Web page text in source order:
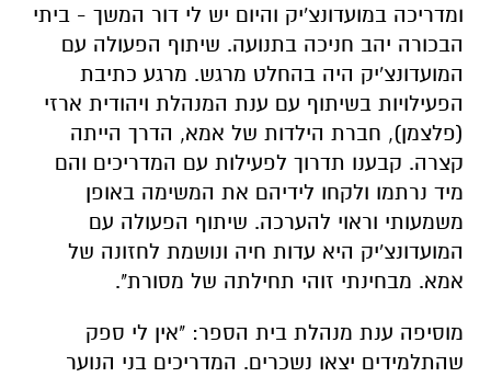
ומדריכה במועדונצ'יק והיום יש לי דור המשך - ביתי
הבכורה יהב חניכה בתנועה. שיתוף הפעולה עם
המועדונצ'יק היה בהחלט מרגש. מרגע כתיבת
הפעילויות בשיתוף עם ענת המנהלת ויהודית ארזי
(פלצמן), חברת הילדות של אמא, הדרך הייתה
קצרה. קבענו תדרוך לפעילות עם המדריכים והם
מיד נרתמו ולקחו לידיהם את המשימה באופן
משמעותי וראוי להערכה. שיתוף הפעולה עם
המועדונצ'יק היא עדות חיה ונושמת לחזונה של
אמא. מבחינתי זוהי תחילתה של מסורת".
מוסיפה ענת מנהלת בית הספר: "אין לי ספק
שהתלמידים יצאו נשכרים. המדריכים בני הנוער